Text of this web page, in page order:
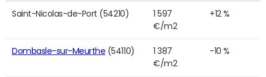
Saint-Nicolas-de-Port (54210)
1 597
€/m2
+12 %
Dombasle-sur-Meurthe (54110)
1 387
€/m2
-10 %